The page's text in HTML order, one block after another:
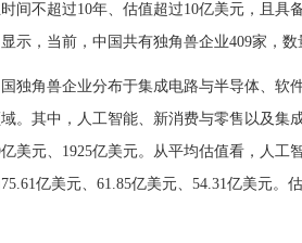
间不超过10年、估值超过10亿美元，且具
示，当前，中国共有独角兽企业409家，数
独角兽企业分布于集成电路与半导体、软
。其中，人工智能、新消费与零售以及集
美元、1925亿美元。从平均估值看，人工
亿美元、61.85亿美元、54.31亿美元。